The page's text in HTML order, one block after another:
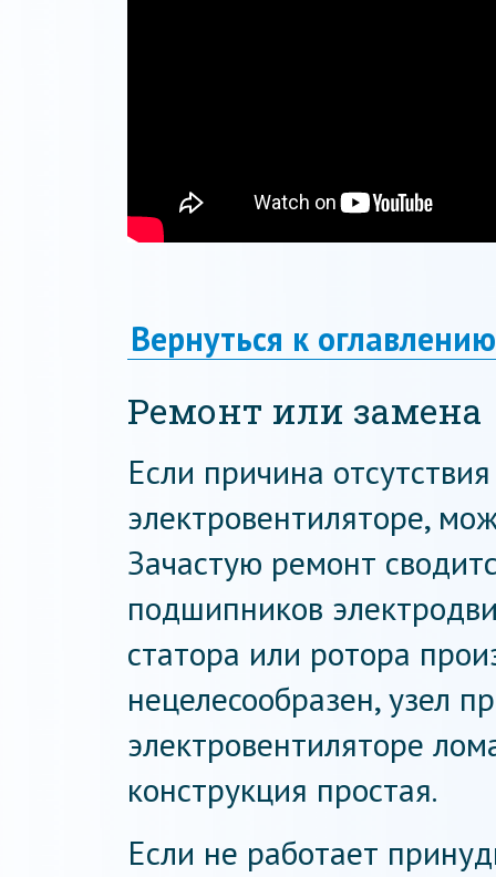
Вернуться к оглавлению
Ремонт или замена
Если причина
электровентиляторе,
Зачастую ремонт
подшипников
статора или ротора
нецелесообразен, узел
электровентиляторе
конструкция простая.
Если не работает